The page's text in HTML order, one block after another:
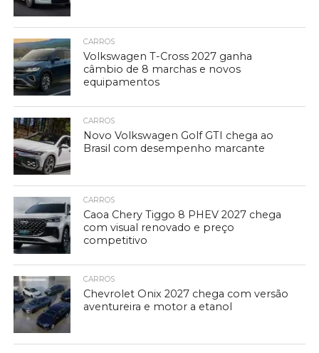
CARROS
Volkswagen T-Cross 2027 ganha
câmbio de 8 marchas e novos
equipamentos
CARROS
Novo Volkswagen Golf GTI chega ao
Brasil com desempenho marcante
CARROS
Caoa Chery Tiggo 8 PHEV 2027 chega
com visual renovado e preço
competitivo
CARROS
Chevrolet Onix 2027 chega com versão
aventureira e motor a etanol